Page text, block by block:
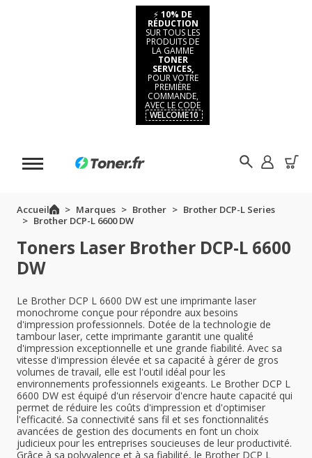
⚡ 10% DE
RÉDUCTION
SUR TOUS LES
PRODUITS DE
LA GAMME
TONER
SERVICES,
POUR VOTRE
PREMIÈRE
COMMANDE,
AVEC LE CODE
WELCOME10
Accueil Marques Brother
Brother DCP-L Series
Brother DCP-L 6600 DW
Toners Laser Brother DCP-L 6600
DW
Le Brother DCP L 6600 DW est une imprimante laser
monochrome conçue pour répondre aux besoins
d'impression professionnels. Dotée de la technologie de
tambour laser, cette imprimante garantit une qualité
d'impression exceptionnelle et une grande fiabilité. Avec sa
vitesse d'impression élevée et sa capacité à gérer de gros
volumes de travail, elle est l'outil idéal pour les
environnements professionnels exigeants. Le Brother DCP L
6600 DW est équipé d'un réservoir d'encre haute capacité qui
permet de réduire les coûts d'impression et d'optimiser
l'efficacité. Sa connectivité sans fil et ses fonctionnalités
avancées de gestion des documents en font un choix
judicieux pour les entreprises soucieuses de leur productivité.
Grâce à sa polyvalence et à sa fiabilité, le Brother DCP L